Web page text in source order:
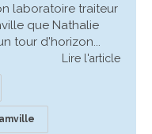
laboratoire traiteur
que Nathalie
tour d'horizon...
Lire l'article